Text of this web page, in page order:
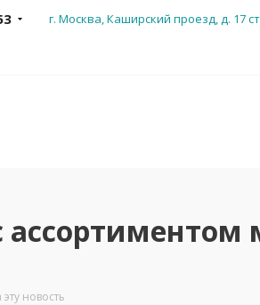
г. Москва, Каширский проезд, д. 17
новость